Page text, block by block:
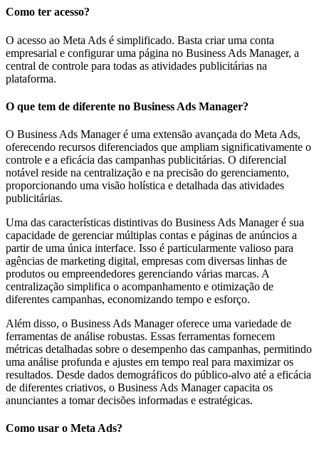
Como ter acesso?
O acesso ao Meta Ads é simplificado. Basta criar uma conta
empresarial e configurar uma página no Business Ads Manager, a
central de controle para todas as atividades publicitárias na
plataforma.
O que tem de diferente no Business Ads Manager?
O Business Ads Manager é uma extensão avançada do Meta Ads,
oferecendo recursos diferenciados que ampliam significativamente o
controle e a eficácia das campanhas publicitárias. O diferencial
notável reside na centralização e na precisão do gerenciamento,
proporcionando uma visão holística e detalhada das atividades
publicitárias.
Uma das características distintivas do Business Ads Manager é sua
capacidade de gerenciar múltiplas contas e páginas de anúncios a
partir de uma única interface. Isso é particularmente valioso para
agências de marketing digital, empresas com diversas linhas de
produtos ou empreendedores gerenciando várias marcas. A
centralização simplifica o acompanhamento e otimização de
diferentes campanhas, economizando tempo e esforço.
Além disso, o Business Ads Manager oferece uma variedade de
ferramentas de análise robustas. Essas ferramentas fornecem
métricas detalhadas sobre o desempenho das campanhas, permitindo
uma análise profunda e ajustes em tempo real para maximizar os
resultados. Desde dados demográficos do público-alvo até a eficácia
de diferentes criativos, o Business Ads Manager capacita os
anunciantes a tomar decisões informadas e estratégicas.
Como usar o Meta Ads?